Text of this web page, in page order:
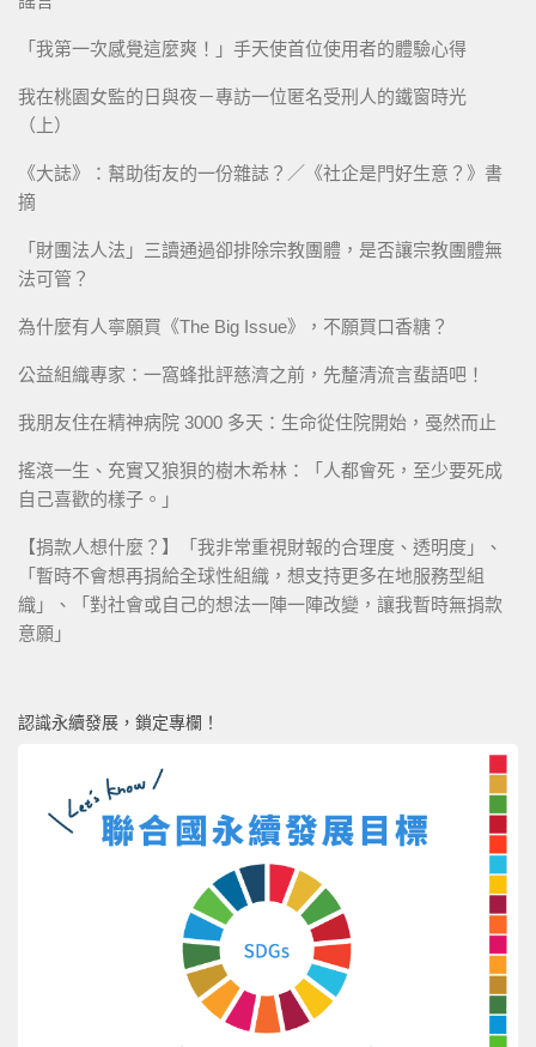
「我第一次感覺這麼爽！」手天使首位使用者的體驗心得
我在桃園女監的日與夜－專訪一位匿名受刑人的鐵窗時光
（上）
《大誌》：幫助街友的一份雜誌？／《社企是門好生意？》書
摘
「財團法人法」三讀通過卻排除宗教團體，是否讓宗教團體無
法可管？
為什麼有人寧願買《The Big Issue》，不願買口香糖？
公益組織專家：一窩蜂批評慈濟之前，先釐清流言蜚語吧！
我朋友住在精神病院 3000 多天：生命從住院開始，戞然而止
搖滾一生、充實又狼狽的樹木希林：「人都會死，至少要死成
自己喜歡的樣子。」
【捐款人想什麼？】「我非常重視財報的合理度、透明度」、
「暫時不會想再捐給全球性組織，想支持更多在地服務型組
織」、「對社會或自己的想法一陣一陣改變，讓我暫時無捐款
意願」
認識永續發展，鎖定專欄！